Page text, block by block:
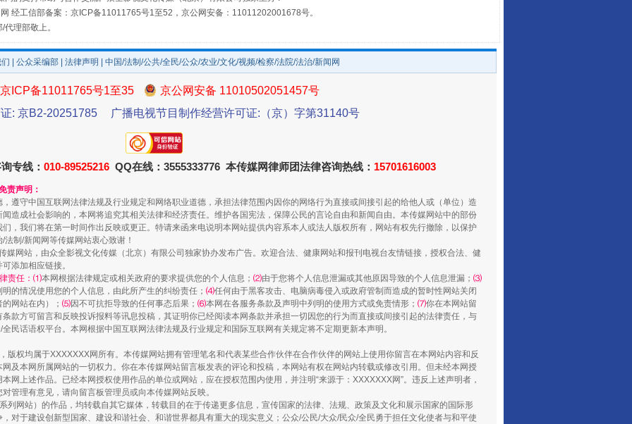
规模最大的光氢储一体化项目
镜头丨大暑三秋近 山西：不断增强治理腐败综合效能
经工信部备案：京ICP备11011765号1至52，京公网安备：11011202001678号。
理部敬上。
公众采编部 法律声明 | 中国/法制/公共/全民/公众/农业/文化/视频/检察/法院/法治/新闻网
京ICP备11011765号1至35
京公网安备 11010502051457号
: 京B2-20251785
广播电视节目制作经营许可证:（京）字第31140号
专线： 010-89525216 QQ在线：3555333776 本传媒网律师团法律咨询热线： 15701616003
责声明：
遵守中国互联网法律法规及行业规定和网络职业道德，承担法律范围内因你的网络行为直接或间接引起的给他人或（单位）造
造成社会影响的，本网将追究其相关法律和经济责任。维护各国宪法，保障公民的言论自由和新闻自由。本传媒网站中的部份
，我们将在第一时间作出反映或更正。特请来函来电说明本网站提供内容系本人或法人版权所有，网站有权先行撤除，以保护
制/新闻网等传媒网站衷心致谢！
媒网站，由众全影视文化传媒（北京）有限公司独家协办发布广告。欢迎合法、健康网站和报刊电视台友情链接，授权合法、健
添加相应链接。
律责任：⑴本网根据法律规定或相关政府的要求提供您的个人信息； ⑵由于您将个人信息泄漏或其他原因导致的个人信息泄漏； ⑶
的情况使用您的个人信息，由此所产生的纠纷责任； ⑷任何由于黑客攻击、电脑病毒侵入或政府管制而造成的暂时性网站关闭
网站在内）； ⑸因不可抗拒导致的任何事态后果； ⑹本网在各服务条款及声明中列明的使用方式或免责情形； ⑺你在本网站留
款方可留言和反映投诉报料等讯息投稿，其证明你已经阅读本网条款并承担一切因您的行为而直接或间接引起的法律责任，与
民话语权平台。本网根据中国互联网法律法规及行业规定和国际互联网有关规定将不定期更新本声明。
版权均属于XXXXXXX网所有。本传媒网站拥有管理笔名和代表某些合作伙伴在合作伙伴的网站上使用你留言在本网站内容和反
及本网所属网站的一切权力。你在本传媒网站留言板发表的评论和投稿，本网站有权在网站内转载或修改引用。但未经本网授
网上述作品。已经本网授权使用作品的单位或网站，应在授权范围内使用，并注明“来源于：XXXXXXX网”。违反上述声明者，
管理有意见，请向留言板管理员或向本传媒网站反映。
列网站）的作品，均转载自其它媒体，转载目的在于传递更多信息，宣传国家的法律、法规、政策及文化和展示国家的国际形
对于建设创新型国家、建设和谐社会、和谐世界都具有重大的现实意义；公众/公民/大众/民众/全民勇于担任文化使者与和平使